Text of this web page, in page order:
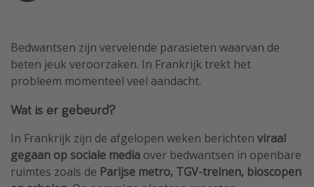
Zonvakanties
Rondreizen
Meer onderwerpen
Reisblog
Reiskalender
Bedwantsen zijn vervelende parasieten waarvan de
beten jeuk veroorzaken. In Frankrijk trekt het
probleem momenteel veel aandacht.
Wat is er gebeurd?
In Frankrijk zijn de afgelopen weken berichten viraal
gegaan op sociale media over bedwantsen in openbare
ruimtes zoals de Parijse metro, TGV-treinen, bioscopen